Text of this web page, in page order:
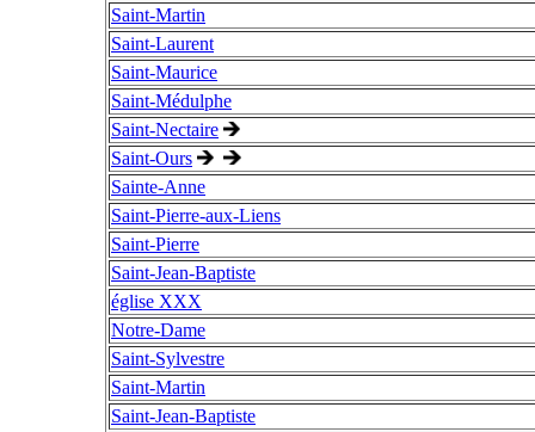
Saint-Martin
Saint-Laurent
Saint-Maurice
Saint-Médulphe
Saint-Nectaire
Saint-Ours
Sainte-Anne
Saint-Pierre-aux-Liens
Saint-Pierre
Saint-Jean-Baptiste
église XXX
Notre-Dame
Saint-Sylvestre
Saint-Martin
Saint-Jean-Baptiste